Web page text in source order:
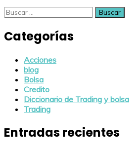
Buscar:
Categorías
Acciones
blog
Bolsa
Credito
Diccionario de Trading y bolsa
Trading
Entradas recientes